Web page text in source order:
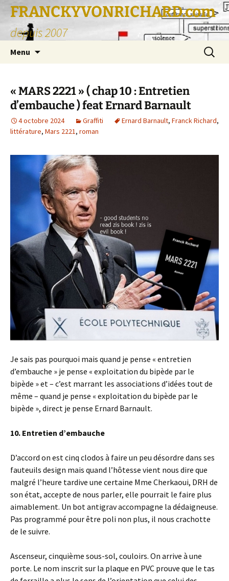
FRANCKYVONRICHARD.com
depuis 2007
Menu
« MARS 2221 » ( chap 10 : Entretien
d’embauche ) feat Ernard Barnault
4 octobre 2024 Graffiti Ernard Barnault, Franck Richard,
littérature, Mars 2221, roman
Je sais pas pourquoi mais quand je pense « entretien
d’embauche » je pense « exploitation du bipède par le
bipède » et – c’est marrant les associations d’idées tout de
même – quand je pense « exploitation du bipède par le
bipède », direct je pense Ernard Barnault.
10. Entretien d’embauche
D’accord on est cinq clodos à faire un peu désordre dans ses
fauteuils design mais quand l’hôtesse vient nous dire que
malgré l’heure tardive une certaine Mme Cherkaoui, DRH de
son état, accepte de nous parler, elle pourrait le faire plus
aimablement. Un bot antigrav accompagne la dédaigneuse.
Pas programmé pour être poli non plus, il nous crachotte
de le suivre.
Ascenseur, cinquième sous-sol, couloirs. On arrive à une
porte. Le nom inscrit sur la plaque en PVC prouve que le tas